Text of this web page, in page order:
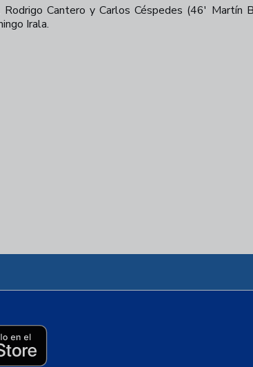
Cantero y Carlos Céspedes (46' Martín
Irala.